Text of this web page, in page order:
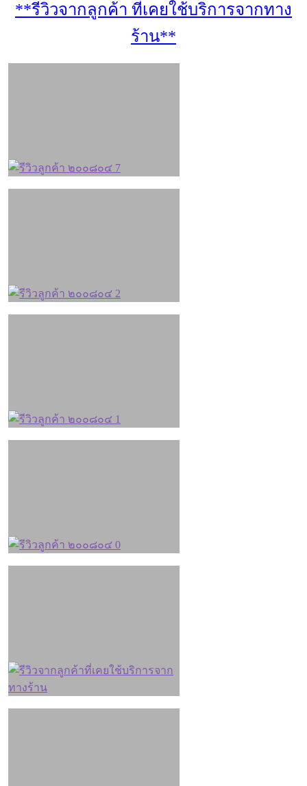
**รีวิวจากลูกค้า ที่เคยใช้บริการจากทาง
ร้าน**